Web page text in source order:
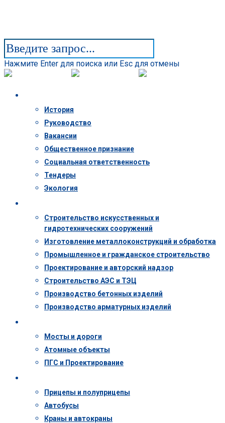
Нажмите Enter для поиска или Esc для отмены
История
Руководство
Вакансии
Общественное признание
Социальная ответственность
Тендеры
Экология
Строительство искусственных и
гидротехнических сооружений
Изготовление металлоконструкций и обработка
Промышленное и гражданское строительство
Проектирование и авторский надзор
Строительство АЭС и ТЭЦ
Производство бетонных изделий
Производство арматурных изделий
Мосты и дороги
Атомные объекты
ПГС и Проектирование
Прицепы и полуприцепы
Автобусы
Краны и автокраны